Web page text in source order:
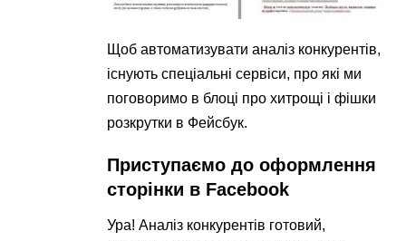
Щоб автоматизувати аналіз конкурентів,
існують спеціальні сервіси, про які ми
поговоримо в блоці про хитрощі і фішки
розкрутки в Фейсбук.
Приступаємо до оформлення
сторінки в Facebook
Ура! Аналіз конкурентів готовий,